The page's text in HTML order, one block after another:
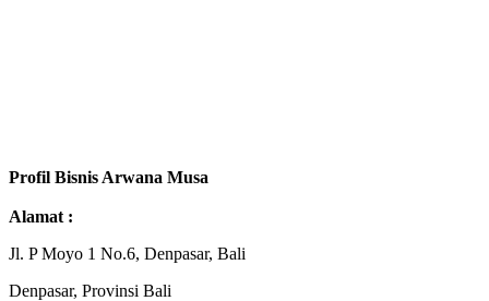
Profil Bisnis Arwana Musa
Alamat :
Jl. P Moyo 1 No.6, Denpasar, Bali
Denpasar, Provinsi Bali